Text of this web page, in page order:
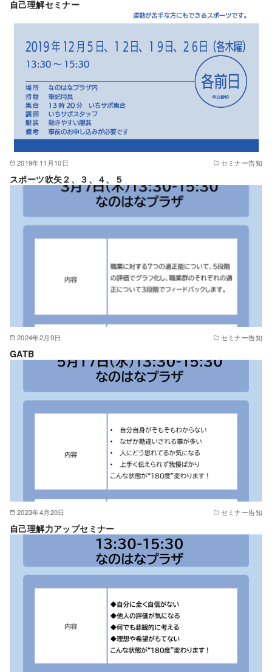
自己理解セミナー
2019年11月10日 セミナー告知
スポーツ吹矢２、３、４、５
2024年2月9日 セミナー告知
GATB
2023年4月20日 セミナー告知
自己理解力アップセミナー